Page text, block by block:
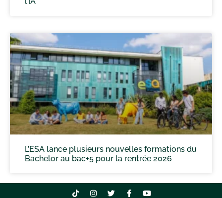
L’ESA lance plusieurs nouvelles formations du
Bachelor au bac+5 pour la rentrée 2026